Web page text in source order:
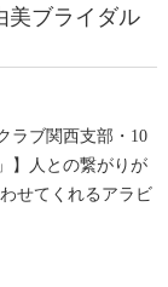
美ブライダル
ラブ関西支部・10
】人との繋がりが
せてくれるアラビ